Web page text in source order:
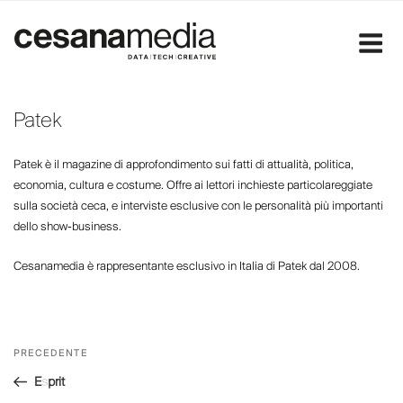
contenuto
Patek
Patek è il magazine di approfondimento sui fatti di attualità, politica,
economia, cultura e costume. Offre ai lettori inchieste particolareggiate
sulla società ceca, e interviste esclusive con le personalità più importanti
dello show-business.
Cesanamedia è rappresentante esclusivo in Italia di Patek dal 2008.
Navigazione
articoli
Articolo
precedente:
PRECEDENTE
Esprit